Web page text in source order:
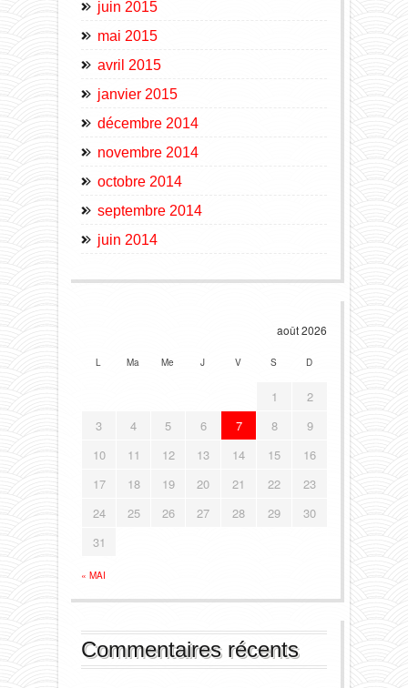
juin 2015
mai 2015
avril 2015
janvier 2015
décembre 2014
novembre 2014
octobre 2014
septembre 2014
juin 2014
août 2026
L Ma Me J V S D
« MAI
1
2
3
4 5 6 7 8
9
10
11 12 13 14 15
16
17
18 19 20 21 22
23
24
25 26 27 28 29
30
31
Commentaires récents